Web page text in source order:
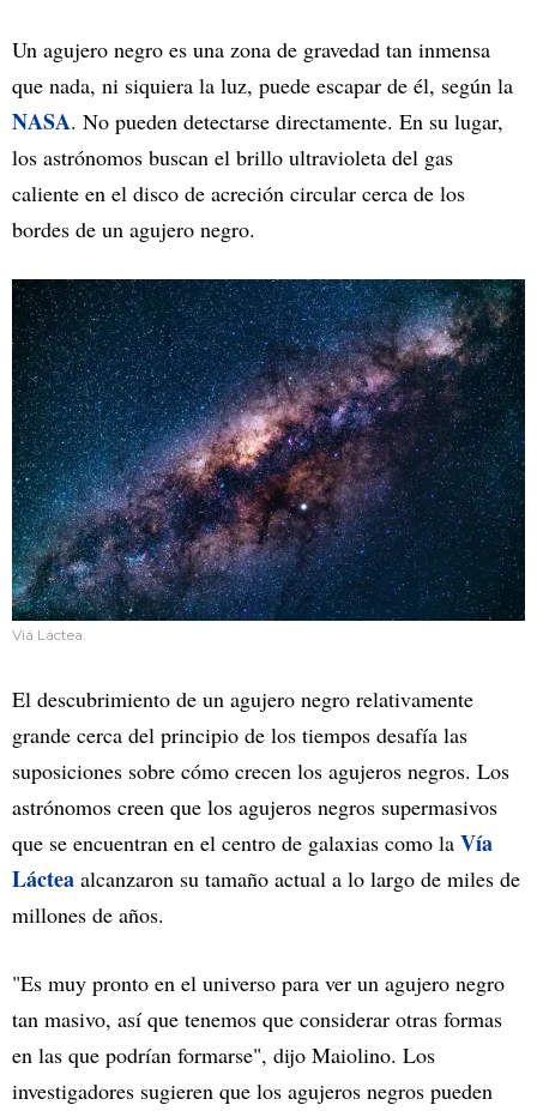
Un agujero negro es una zona de gravedad tan inmensa
que nada, ni siquiera la luz, puede escapar de él, según la
NASA. No pueden detectarse directamente. En su lugar,
los astrónomos buscan el brillo ultravioleta del gas
caliente en el disco de acreción circular cerca de los
bordes de un agujero negro.
Viá Láctea.
El descubrimiento de un agujero negro relativamente
grande cerca del principio de los tiempos desafía las
suposiciones sobre cómo crecen los agujeros negros. Los
astrónomos creen que los agujeros negros supermasivos
que se encuentran en el centro de galaxias como la Vía
Láctea alcanzaron su tamaño actual a lo largo de miles de
millones de años.
"Es muy pronto en el universo para ver un agujero negro
tan masivo, así que tenemos que considerar otras formas
en las que podrían formarse", dijo Maiolino. Los
investigadores sugieren que los agujeros negros pueden